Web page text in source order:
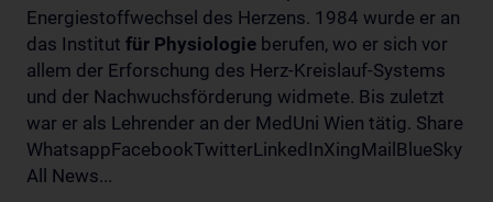
Energiestoffwechsel des Herzens. 1984 wurde er an
das Institut für Physiologie berufen, wo er sich vor
allem der Erforschung des Herz-Kreislauf-Systems
und der Nachwuchsförderung widmete. Bis zuletzt
war er als Lehrender an der MedUni Wien tätig. Share
WhatsappFacebookTwitterLinkedInXingMailBlueSky
All News...